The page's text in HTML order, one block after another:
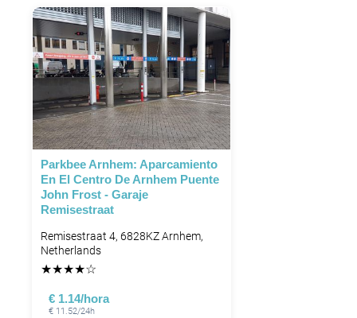
Parkbee Arnhem: Aparcamiento
En El Centro De Arnhem Puente
John Frost - Garaje
Remisestraat
Remisestraat 4, 6828KZ Arnhem,
Netherlands
★★★★☆
€ 1.14/hora
€ 11.52/24h